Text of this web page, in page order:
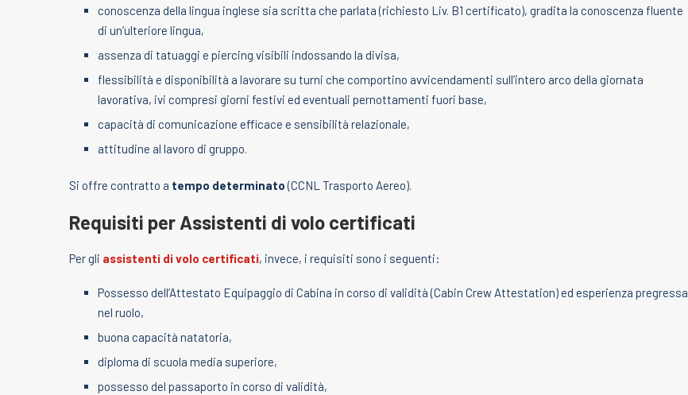
conoscenza della lingua inglese sia scritta che parlata (richiesto Liv. B1 certificato), gradita la conoscenza fluente
di un’ulteriore lingua,
assenza di tatuaggi e piercing visibili indossando la divisa,
flessibilità e disponibilità a lavorare su turni che comportino avvicendamenti sull’intero arco della giornata
lavorativa, ivi compresi giorni festivi ed eventuali pernottamenti fuori base,
capacità di comunicazione efficace e sensibilità relazionale,
attitudine al lavoro di gruppo.
Si offre contratto a tempo determinato(CCNL Trasporto Aereo).
Requisiti per Assistenti di volo certificati
Per gli assistenti di volo certificati, invece, i requisiti sono i seguenti:
Possesso dell’Attestato Equipaggio di Cabina in corso di validità (Cabin Crew Attestation) ed esperienza pregressa
nel ruolo,
buona capacità natatoria,
diploma di scuola media superiore,
possesso del passaporto in corso di validità,